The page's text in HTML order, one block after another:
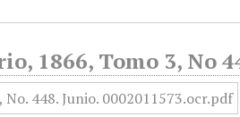
1866, Tomo 3, No